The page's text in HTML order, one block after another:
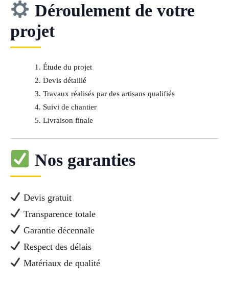
Déroulement de votre
projet
Étude du projet
Devis détaillé
Travaux réalisés par des artisans qualifiés
Suivi de chantier
Livraison finale
Nos garanties
Devis gratuit
Transparence totale
Garantie décennale
Respect des délais
Matériaux de qualité